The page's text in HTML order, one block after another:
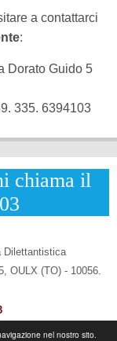
nel nostro sito.
a contattarci
:
Dorato Guido 5
335. 6394103
chiama il
Dilettantistica
OULX (TO) - 10056.